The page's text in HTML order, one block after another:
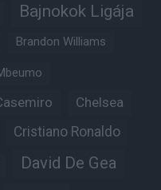
Bajnokok Ligája
Brandon Williams
Chelsea
Cristiano Ronaldo
David De Gea